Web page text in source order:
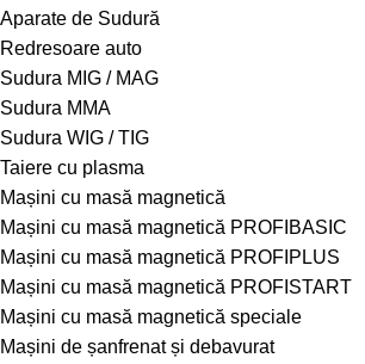
Aparate de Sudură
Redresoare auto
Sudura MIG / MAG
Sudura MMA
Sudura WIG / TIG
Taiere cu plasma
Mașini cu masă magnetică
Mașini cu masă magnetică PROFIBASIC
Mașini cu masă magnetică PROFIPLUS
Mașini cu masă magnetică PROFISTART
Mașini cu masă magnetică speciale
Mașini de șanfrenat și debavurat